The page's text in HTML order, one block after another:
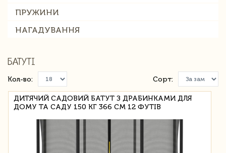
ПРУЖИНИ
НАГАДУВАННЯ
БАТУТІ
Кол-во: Сорт:
ДИТЯЧИЙ САДОВИЙ БАТУТ З ДРАБИНКАМИ ДЛЯ
ДОМУ ТА САДУ 150 КГ 366 СМ 12 ФУТІВ